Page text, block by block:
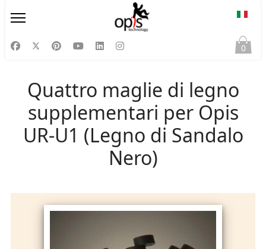
0
Quattro maglie di legno
supplementari per Opis
UR-U1 (Legno di Sandalo
Nero)